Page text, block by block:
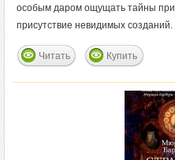
особым даром ощущать тайны
присутствие невидимых
Читать Купить